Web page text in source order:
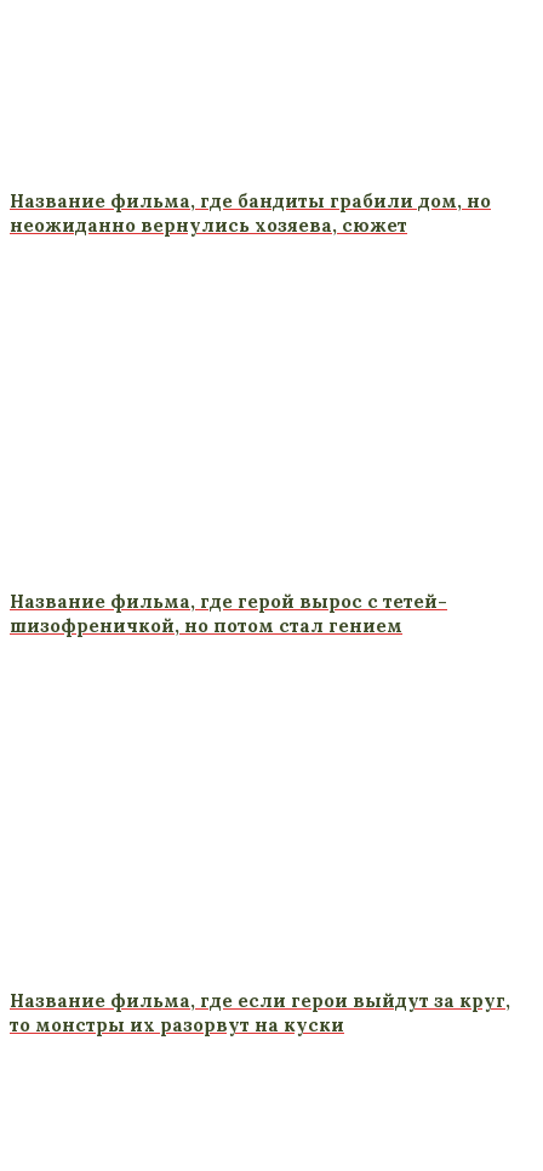
Название фильма, где бандиты грабили дом, но
неожиданно вернулись хозяева, сюжет
Название фильма, где герой вырос с тетей-
шизофреничкой, но потом стал гением
Название фильма, где если герои выйдут за круг,
то монстры их разорвут на куски